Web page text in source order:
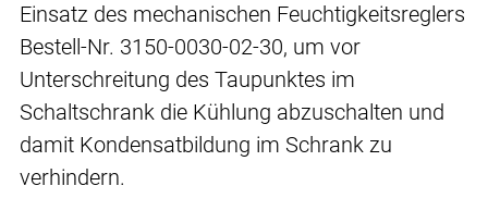
Einsatz des mechanischen Feuchtigkeitsreglers
Bestell-Nr. 3150-0030-02-30, um vor
Unterschreitung des Taupunktes im
Schaltschrank die Kühlung abzuschalten und
damit Kondensatbildung im Schrank zu
verhindern.